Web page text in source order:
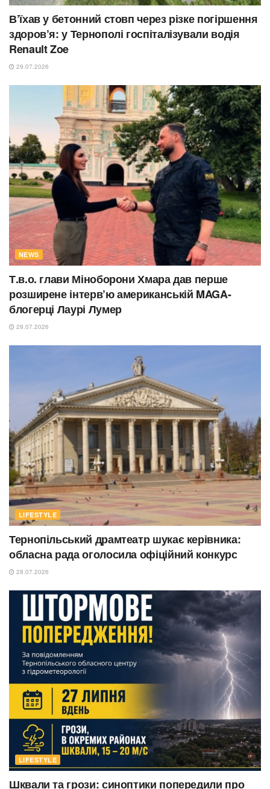
В’їхав у бетонний стовп через різке погіршення
здоров’я: у Тернополі госпіталізували водія
Renault Zoe
29.07.2026
NEWS
Т.в.о. глави Міноборони Хмара дав перше
розширене інтерв’ю американській MAGA-
блогерці Лаурі Лумер
29.07.2026
LIFESTYLE
Тернопільський драмтеатр шукає керівника:
обласна рада оголосила офіційний конкурс
28.07.2026
LIFESTYLE
Шквали та грози: синоптики попередили про